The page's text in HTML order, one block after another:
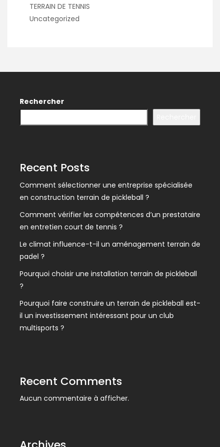
TERRAIN DE TENNIS
Uncategorized
Rechercher
Recent Posts
Comment sélectionner une entreprise spécialisée
en construction terrain de pickleball ?
Comment vérifier les compétences d’un prestataire
en entretien court de tennis ?
Le climat influence-t-il un aménagement terrain de
padel ?
Pourquoi choisir une installation terrain de pickleball
?
Pourquoi faire construire un terrain de pickleball est-
il un investissement intéressant pour un club
multisports ?
Recent Comments
Aucun commentaire à afficher.